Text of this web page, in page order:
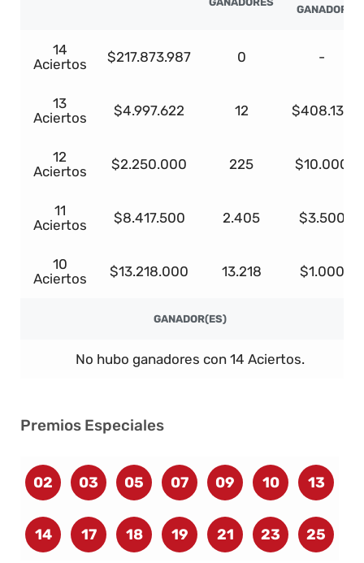
GANADOR
14
Aciertos
$217.873.987 0 -
13
Aciertos
$4.997.622 12 $408.139
12
Aciertos
$2.250.000 225 $10.000
11
Aciertos
$8.417.500 2.405 $3.500
10
Aciertos
$13.218.000 13.218 $1.000
GANADOR(ES)
No hubo ganadores con 14 Aciertos.
Premios Especiales
02 03 05 07 09 10 13
14 17 18 19 21 23 25